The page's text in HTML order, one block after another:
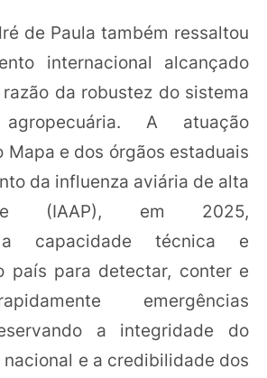
de Paula também ressaltou
internacional alcançado
da robustez do sistema
A atuação
Mapa e dos órgãos estaduais
da influenza aviária de alta
(IAAP), em 2025,
a capacidade técnica e
país para detectar, conter e
emergências
a integridade do
e a credibilidade dos